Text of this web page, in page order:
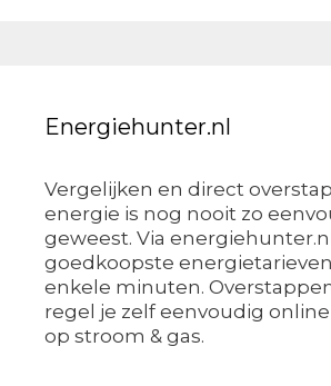
Energiehunter.nl
Vergelijken en direct
energie is nog nooit zo
geweest. Via
goedkoopste
enkele minuten.
regel je zelf eenvoudig
op stroom & gas.